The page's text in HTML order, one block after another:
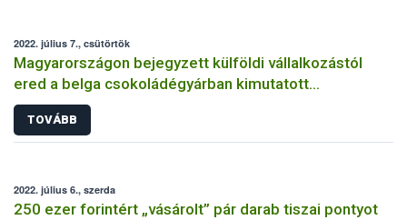
2022. július 7., csütörtök
Magyarországon bejegyzett külföldi vállalkozástól
ered a belga csokoládégyárban kimutatott
szalmonella-fertőzés
TOVÁBB
2022. július 6., szerda
250 ezer forintért „vásárolt” pár darab tiszai pontyot